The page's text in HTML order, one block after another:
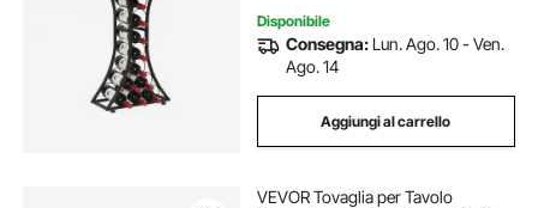
Disponibile
Consegna: Lun. Ago. 10 - Ven.
Ago. 14
Aggiungi al carrello
VEVOR Tovaglia per Tavolo